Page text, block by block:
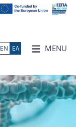
MENU
ΕN ΕΛ